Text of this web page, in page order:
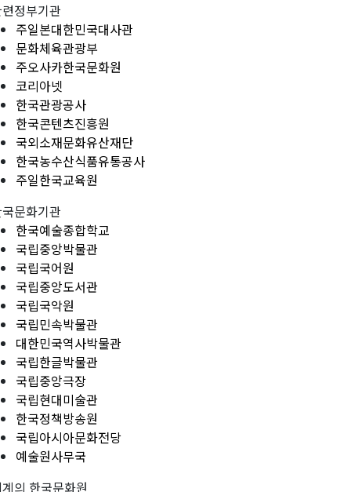
정부기관
주일본대한민국대사관
문화체육관광부
주오사카한국문화원
코리아넷
한국관광공사
한국콘텐츠진흥원
국외소재문화유산재단
한국농수산식품유통공사
주일한국교육원
문화기관
한국예술종합학교
국립중앙박물관
국립국어원
국립중앙도서관
국립국악원
국립민속박물관
대한민국역사박물관
국립한글박물관
국립중앙극장
국립현대미술관
한국정책방송원
국립아시아문화전당
예술원사무국
의 한국문화원